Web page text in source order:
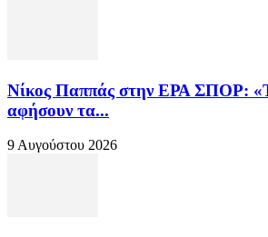
Νίκος Παππάς στην ΕΡΑ ΣΠΟΡ:
αφήσουν τα...
9 Αυγούστου 2026